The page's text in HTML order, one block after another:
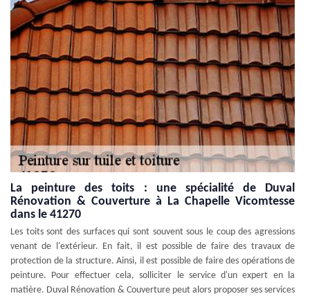
La peinture des toits : une spécialité de Duval
Rénovation & Couverture à La Chapelle Vicomtesse
dans le 41270
Les toits sont des surfaces qui sont souvent sous le coup des agressions
venant de l'extérieur. En fait, il est possible de faire des travaux de
protection de la structure. Ainsi, il est possible de faire des opérations de
peinture. Pour effectuer cela, solliciter le service d'un expert en la
matière. Duval Rénovation & Couverture peut alors proposer ses services